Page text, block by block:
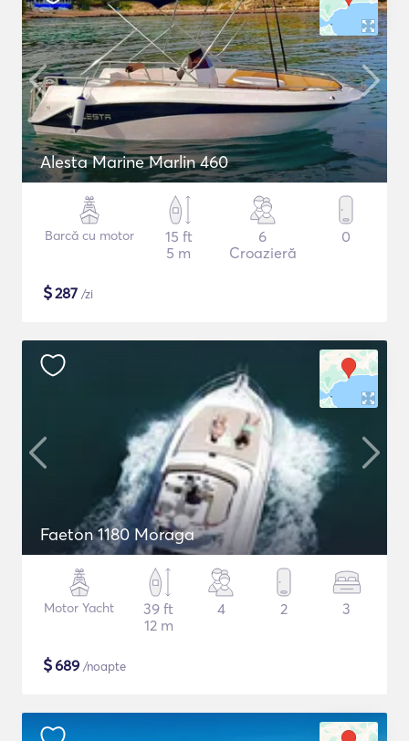
Alesta Marine Marlin 460
Barcă cu motor
15 ft
5 m
6
Croazieră
0
$287 /zi
Faeton 1180 Moraga
Motor Yacht
39 ft
12 m
4 2 3
$689 /noapte